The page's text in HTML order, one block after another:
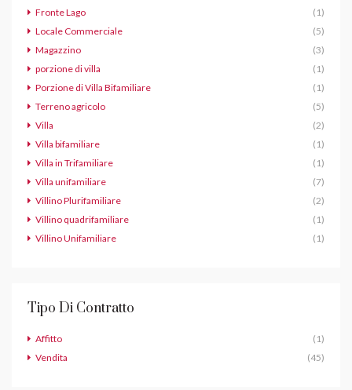
Fronte Lago
(1)
Locale Commerciale
(5)
Magazzino
(3)
porzione di villa
(1)
Porzione di Villa Bifamiliare
(1)
Terreno agricolo
(5)
Villa
(2)
Villa bifamiliare
(1)
Villa in Trifamiliare
(1)
Villa unifamiliare
(7)
Villino Plurifamiliare
(2)
Villino quadrifamiliare
(1)
Villino Unifamiliare
(1)
Tipo Di Contratto
Affitto
(1)
Vendita
(45)